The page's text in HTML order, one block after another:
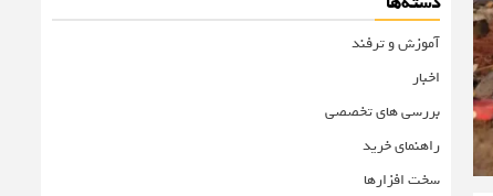
آموزش و ترفند
اخبار
بررسی های تخصصی
راهنمای خرید
سخت افزارها